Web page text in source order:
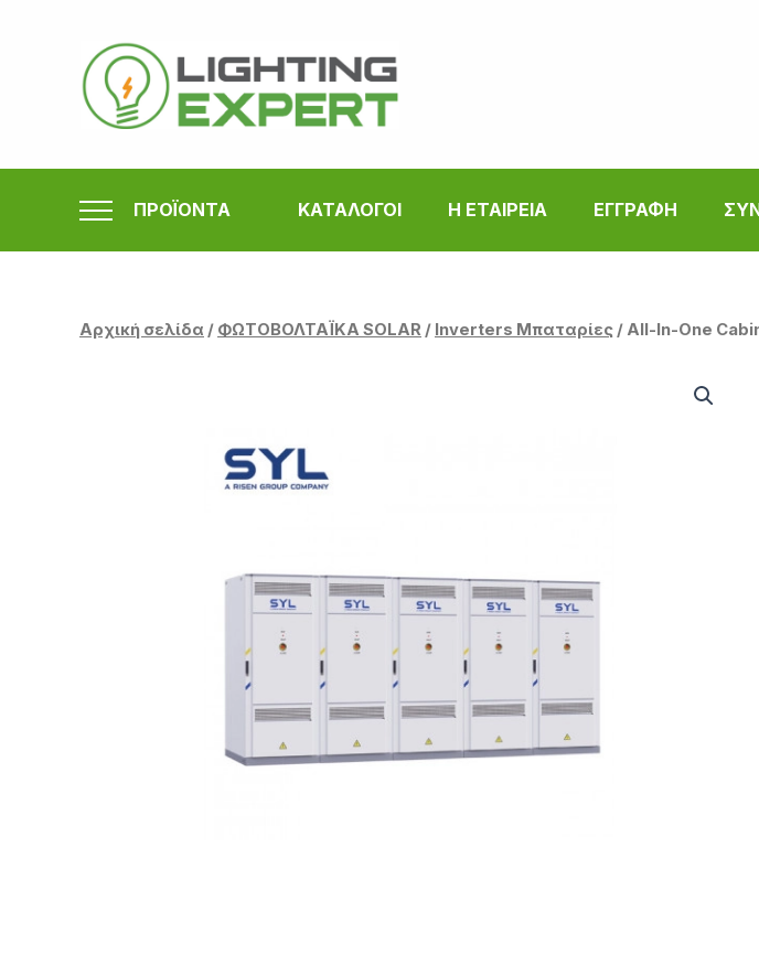
περιεχόμενο
ΠΡΟΪΟΝΤΑ ΚΑΤΑΛΟΓΟΙ Η ΕΤΑΙΡΕΙΑ ΕΓΓΡΑΦΗ
Αρχική σελίδα / ΦΩΤΟΒΟΛΤΑΪΚΑ SOLAR / Inverters Μπαταρίες / All-In-One